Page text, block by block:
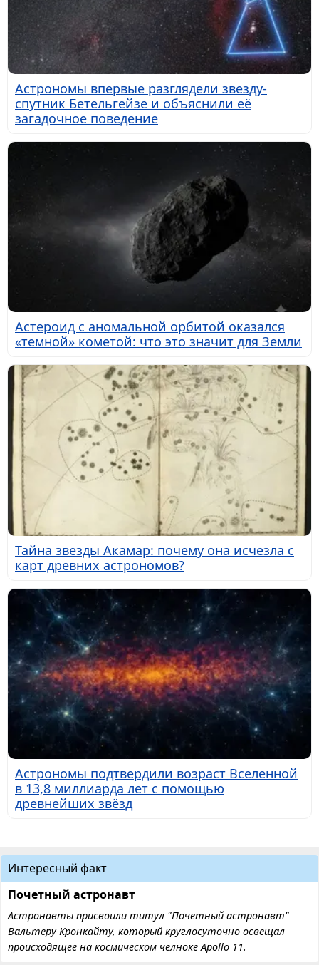
Астрономы впервые разглядели звезду-
спутник Бетельгейзе и объяснили её
загадочное поведение
Астероид с аномальной орбитой оказался
«темной» кометой: что это значит для Земли
Тайна звезды Акамар: почему она исчезла с
карт древних астрономов?
Астрономы подтвердили возраст Вселенной
в 13,8 миллиарда лет с помощью
древнейших звёзд
Интересный факт
Почетный астронавт
Астронавты присвоили титул "Почетный астронавт"
Вальтеру Кронкайту, который круглосуточно освещал
происходящее на космическом челноке Apollo 11.